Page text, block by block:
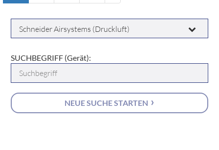
HERSTELLER:
SUCHBEGRIFF (Gerät):
NEUE SUCHE STARTEN